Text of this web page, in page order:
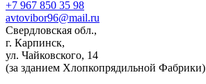
+7 967 850 35 98
avtovibor96@mail.ru
Свердловская обл.,
г. Карпинск,
ул. Чайковского, 14
(за зданием Хлопкопрядильной Фабрики)